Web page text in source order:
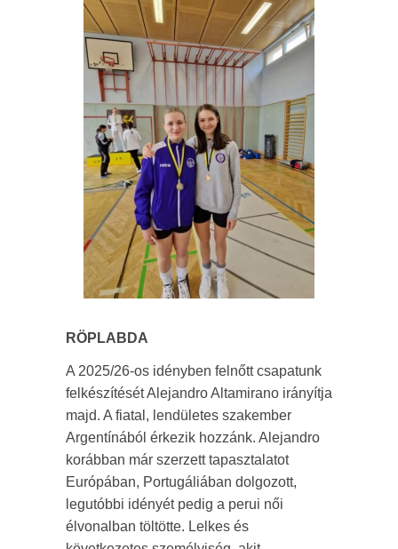
RÖPLABDA
A 2025/26-os idényben felnőtt csapatunk
felkészítését Alejandro Altamirano irányítja
majd. A fiatal, lendületes szakember
Argentínából érkezik hozzánk. Alejandro
korábban már szerzett tapasztalatot
Európában, Portugáliában dolgozott,
legutóbbi idényét pedig a perui női
élvonalban töltötte. Lelkes és